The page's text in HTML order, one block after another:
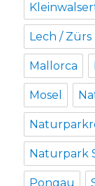
Lech /
Mallorca
Mosel
Naturpark
Pongau